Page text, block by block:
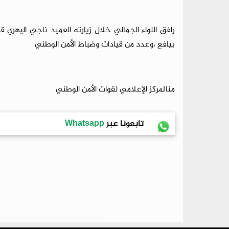
رافق اللواء الجمالي خلال زيارته العميد ناجي
بيافع ،وعدد من قيادات وضباط الأمن الوطني
منالمركز الإعلامي لقوات الأمن الوطني
تابعونا عبرWhatsapp